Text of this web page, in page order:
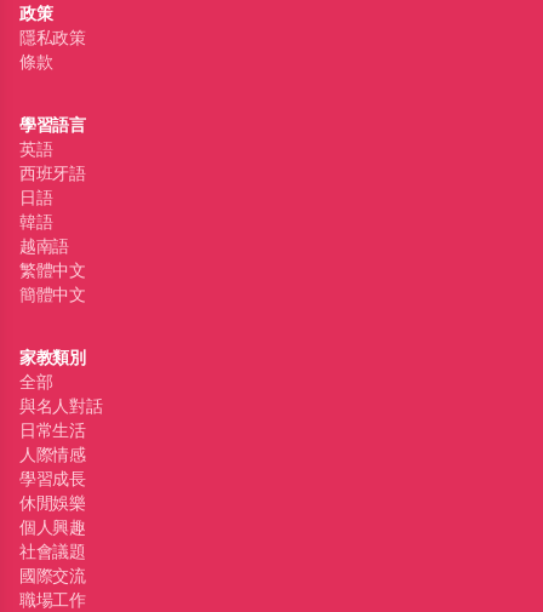
政策
隱私政策
條款
學習語言
英語
西班牙語
日語
韓語
越南語
繁體中文
簡體中文
家教類別
全部
與名人對話
日常生活
人際情感
學習成長
休閒娛樂
個人興趣
社會議題
國際交流
職場工作